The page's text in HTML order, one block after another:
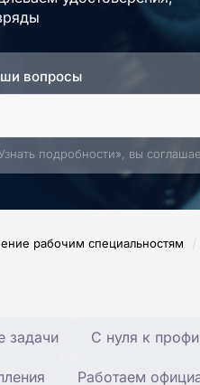
вопросы
подробности», вы
рабочим специальностям /
задачи С нуля к профи
Работаем